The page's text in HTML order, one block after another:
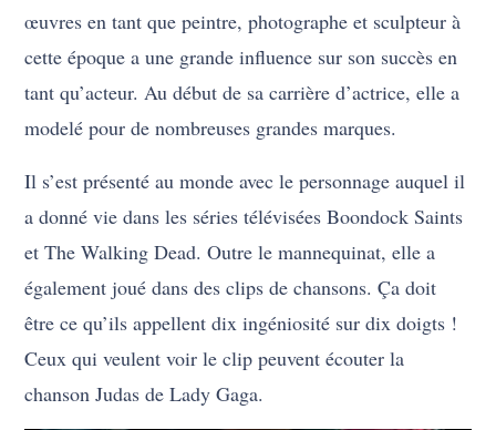
œuvres en tant que peintre, photographe et sculpteur à
cette époque a une grande influence sur son succès en
tant qu’acteur. Au début de sa carrière d’actrice, elle a
modelé pour de nombreuses grandes marques.
Il s’est présenté au monde avec le personnage auquel il
a donné vie dans les séries télévisées Boondock Saints
et The Walking Dead. Outre le mannequinat, elle a
également joué dans des clips de chansons. Ça doit
être ce qu’ils appellent dix ingéniosité sur dix doigts !
Ceux qui veulent voir le clip peuvent écouter la
chanson Judas de Lady Gaga.